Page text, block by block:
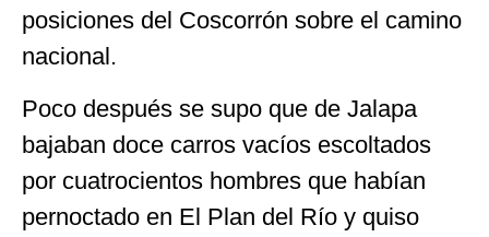
posiciones del Coscorrón sobre el camino
nacional.
Poco después se supo que de Jalapa
bajaban doce carros vacíos escoltados
por cuatrocientos hombres que habían
pernoctado en El Plan del Río y quiso